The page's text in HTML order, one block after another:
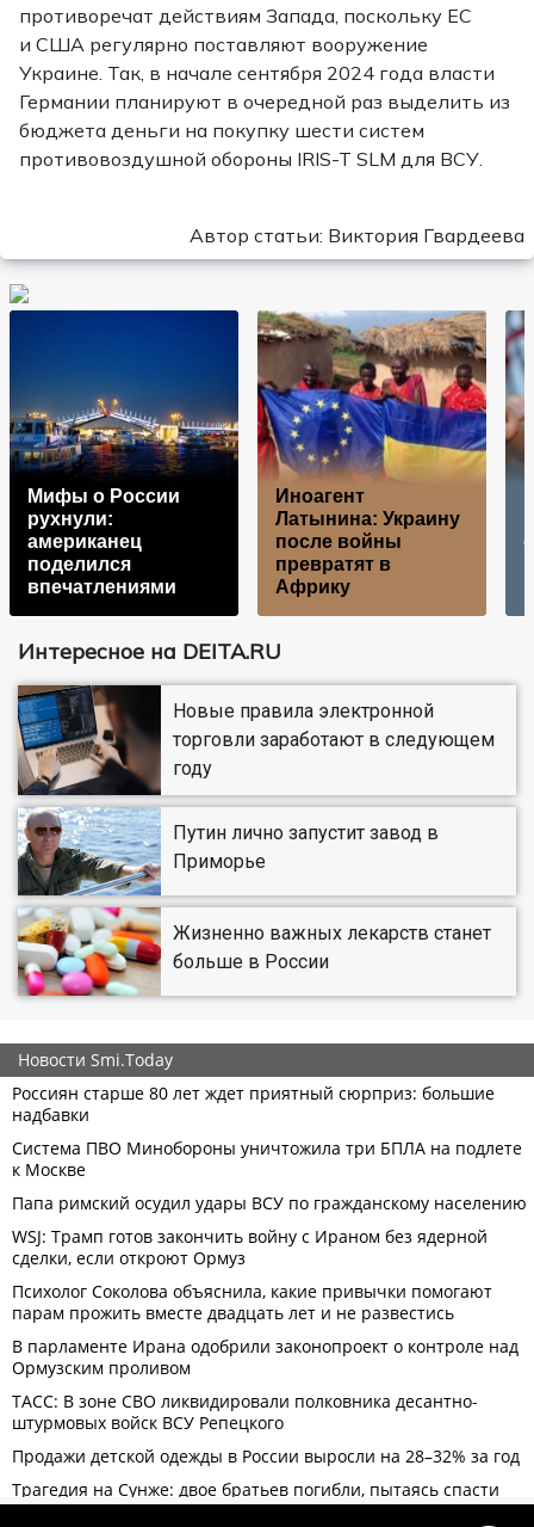
противоречат действиям Запада, поскольку ЕС
и США регулярно поставляют вооружение
Украине. Так, в начале сентября 2024 года власти
Германии планируют в очередной раз выделить из
бюджета деньги на покупку шести систем
противовоздушной обороны IRIS-T SLM для ВСУ.
Автор статьи: Виктория Гвардеева
Мифы о России
рухнули:
американец
поделился
впечатлениями
Иноагент
Латынина: Украину
после войны
превратят в
Африку
Интересное на DEITA.RU
Новые правила электронной
торговли заработают в следующем
году
Путин лично запустит завод в
Приморье
Жизненно важных лекарств станет
больше в России